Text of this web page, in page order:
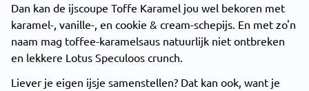
Dan kan de ijscoupe Toffe Karamel jou wel bekoren met
karamel-, vanille-, en cookie & cream-schepijs. En met zo'n
naam mag toffee-karamelsaus natuurlijk niet ontbreken
en lekkere Lotus Speculoos crunch.
Liever je eigen ijsje samenstellen? Dat kan ook, want je